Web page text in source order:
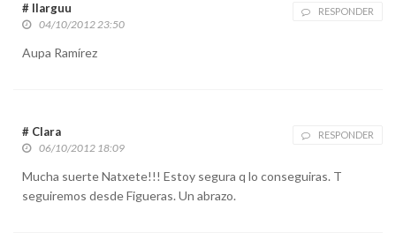
# llarguu RESPONDER
04/10/2012 23:50
Aupa Ramírez
# Clara RESPONDER
06/10/2012 18:09
Mucha suerte Natxete!!! Estoy segura q lo conseguiras. T
seguiremos desde Figueras. Un abrazo.